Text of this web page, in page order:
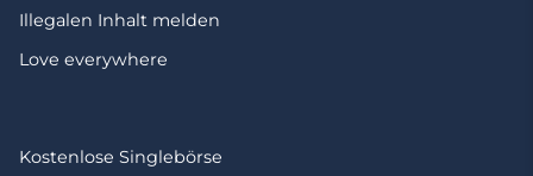
Illegalen Inhalt melden
Love everywhere
Kostenlose Singlebörse